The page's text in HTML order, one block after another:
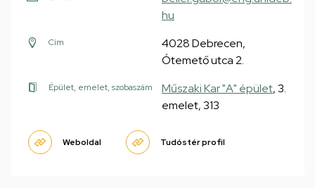
hu
Cím
4028 Debrecen,
Ótemető utca 2.
Épület, emelet, szobaszám Műszaki Kar "A" épület, 3.
emelet, 313
Weboldal Tudóstér profil